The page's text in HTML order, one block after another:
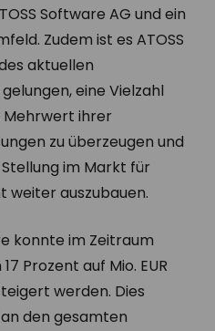
Software AG und ein
Zudem ist es ATOSS
aktuellen
eine Vielzahl
ihrer
zu überzeugen und
im Markt für
auszubauen.
konnte im Zeitraum
Prozent auf Mio. EUR
werden. Dies
den gesamten